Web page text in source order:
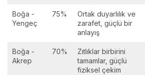
Boğa -
Yengeç
75%
Ortak duyarlılık ve
zarafet, güçlü bir
anlayış
Boğa -
Akrep
70%
Zıtlıklar birbirini
tamamlar, güçlü
fiziksel çekim